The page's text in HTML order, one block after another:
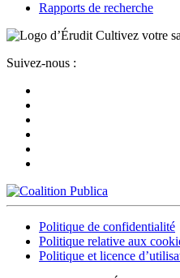
Rapports de recherche
Cultivez votre
Suivez-nous :
Politique de confidentialité
Politique relative aux
Politique et licence